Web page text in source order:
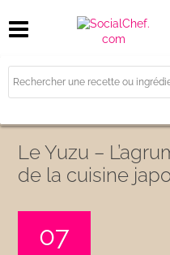
Le Yuzu –
de la cuisine
07